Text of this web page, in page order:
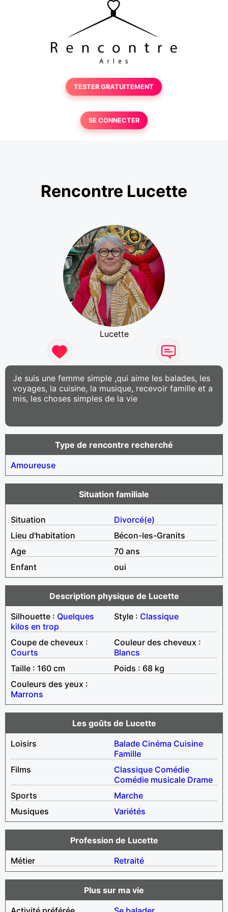
TESTER GRATUITEMENT
SE CONNECTER
Rencontre Lucette
Lucette
Je suis une femme simple ,qui aime les balades, les
voyages, la cuisine, la musique, recevoir famille et a
mis, les choses simples de la vie
Type de rencontre recherché
Amoureuse
Situation familiale
Situation
Divorcé(e)
Lieu d'habitation
Bécon-les-Granits
Age
70 ans
Enfant
oui
Description physique de Lucette
Silhouette : Quelques
kilos en trop
Style : Classique
Coupe de cheveux :
Courts
Couleur des cheveux :
Blancs
Taille : 160 cm
Poids : 68 kg
Couleurs des yeux :
Marrons
Les goûts de Lucette
Loisirs
Balade Cinéma Cuisine
Famille
Films
Classique Comédie
Comédie musicale Drame
Sports
Marche
Musiques
Variétés
Profession de Lucette
Métier
Retraité
Plus sur ma vie